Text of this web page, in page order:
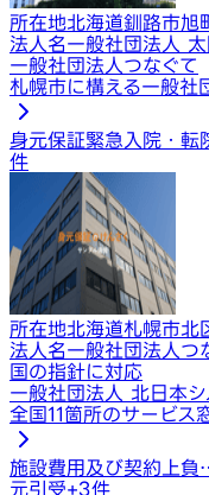
所在地北海道釧路市旭
法人名一般社団法人
一般社団法人つなぐて
札幌市に構える一般社
身元保証緊急入院・転
件
所在地北海道札幌市
法人名一般社団法人つ
国の指針に対応
一般社団法人 北日本
全国11箇所のサービス
施設費用及び契約上
元引受+3件